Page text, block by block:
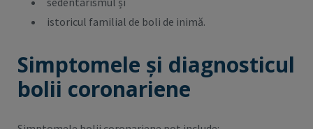
istoricul familial de boli de inimă.
Simptomele și diagnosticul
bolii coronariene